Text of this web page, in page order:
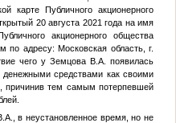
карте Публичного акционерного
20 августа 2021 года на имя
акционерного общества
по адресу: Московская область, г.
чего уЗемцова В.А.
появилась
денежными средствами как своими
причинив тем самым потерпевшей
, в неустановленное время, но не